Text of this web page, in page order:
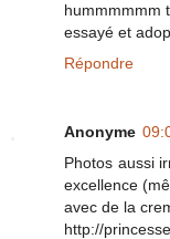
hummmmmm
essayé et
Répondre
Anonyme
Photos aussi
excellence
avec de la
http://